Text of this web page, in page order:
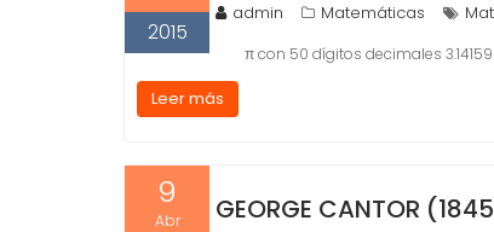
2015
admin Matemáticas
π con 50 dígitos decimales
Leer más
9
Abr GEORGE CANTOR